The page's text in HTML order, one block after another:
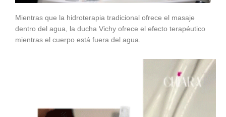
Mientras que la hidroterapia tradicional ofrece el masaje
dentro del agua, la ducha Vichy ofrece el efecto terapéutico
mientras el cuerpo está fuera del agua.